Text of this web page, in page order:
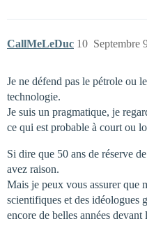
CallMeLeDuc Septembre
10
Je ne défend pas le pétrole ou
technologie.
Je suis un pragmatique, je
ce qui est probable à court ou
Si dire que 50 ans de réserve
avez raison.
Mais je peux vous assurer que
scientifiques et des idéologues
encore de belles années devant